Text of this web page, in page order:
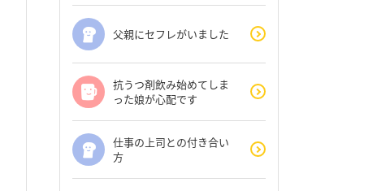
父親にセフレがいました
抗うつ剤飲み始めてしま
った娘が心配です
仕事の上司との付き合い
方